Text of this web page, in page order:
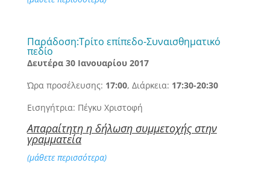
Παράδοση:Τρίτο επίπεδο-Συναισθηματικό
πεδίο
Δευτέρα 30 Ιανουαρίου 2017
Ώρα προσέλευσης: 17:00, Διάρκεια: 17:30-20:30
Εισηγήτρια: Πέγκυ Χριστοφή
Απαραίτητη η δήλωση συμμετοχής στην
γραμματεία
(μάθετε περισσότερα)